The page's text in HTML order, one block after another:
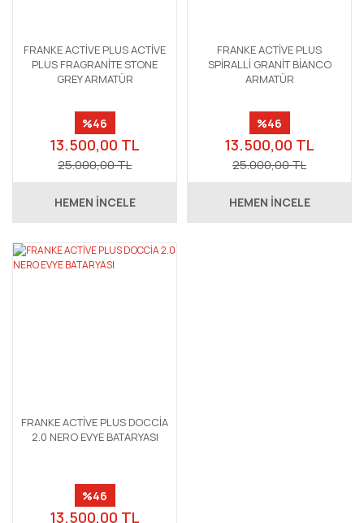
FRANKE ACTİVE PLUS ACTİVE
PLUS FRAGRANİTE STONE
GREY ARMATÜR
%46
13.500,00 TL
25.000,00 TL
HEMEN İNCELE
FRANKE ACTİVE PLUS
SPİRALLİ GRANİT BİANCO
ARMATÜR
%46
13.500,00 TL
25.000,00 TL
HEMEN İNCELE
FRANKE ACTİVE PLUS DOCCİA
2.0 NERO EVYE BATARYASI
%46
13.500,00 TL